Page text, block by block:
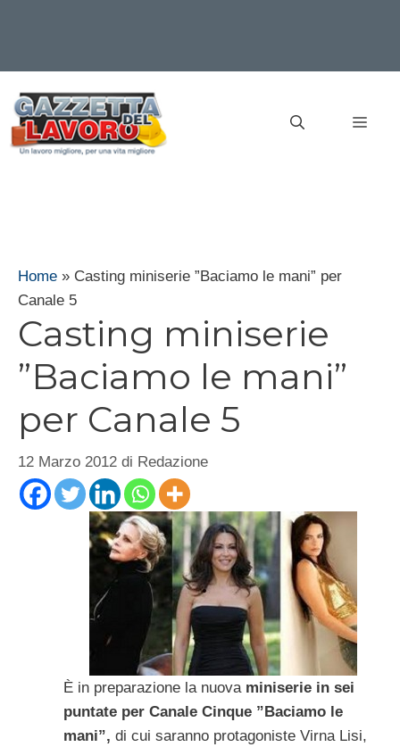
contenuto
Home » Casting miniserie ”Baciamo le mani” per
Canale 5
Casting miniserie
”Baciamo le mani”
per Canale 5
12 Marzo 2012 di Redazione
È in preparazione la nuova miniserie in sei
puntate per Canale Cinque ”Baciamo le
mani”, di cui saranno protagoniste Virna Lisi,